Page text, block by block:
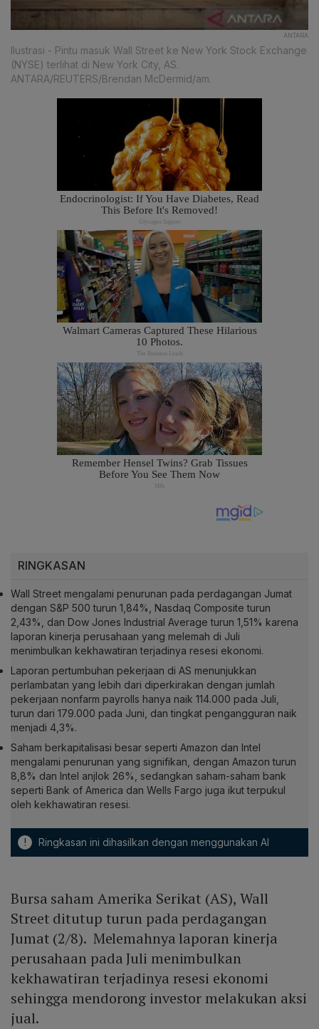
ANTARA
Ilustrasi - Pintu masuk Wall Street ke New York Stock Exchange
(NYSE) terlihat di New York City, AS.
ANTARA/REUTERS/Brendan McDermid/am.
RINGKASAN
Wall Street mengalami penurunan pada perdagangan Jumat
dengan S&P 500 turun 1,84%, Nasdaq Composite turun
2,43%, dan Dow Jones Industrial Average turun 1,51% karena
laporan kinerja perusahaan yang melemah di Juli
menimbulkan kekhawatiran terjadinya resesi ekonomi.
Laporan pertumbuhan pekerjaan di AS menunjukkan
perlambatan yang lebih dari diperkirakan dengan jumlah
pekerjaan nonfarm payrolls hanya naik 114.000 pada Juli,
turun dari 179.000 pada Juni, dan tingkat pengangguran naik
menjadi 4,3%.
Saham berkapitalisasi besar seperti Amazon dan Intel
mengalami penurunan yang signifikan, dengan Amazon turun
8,8% dan Intel anjlok 26%, sedangkan saham-saham bank
seperti Bank of America dan Wells Fargo juga ikut terpukul
oleh kekhawatiran resesi.
! Ringkasan ini dihasilkan dengan menggunakan AI
Bursa saham Amerika Serikat (AS), Wall
Street ditutup turun pada perdagangan
Jumat (2/8). Melemahnya laporan kinerja
perusahaan pada Juli menimbulkan
kekhawatiran terjadinya resesi ekonomi
sehingga mendorong investor melakukan aksi
jual.